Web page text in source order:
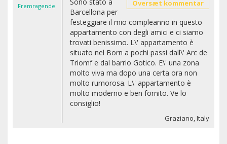
Fremragende Oversæt kommentar
Barcellona per
festeggiare il mio compleanno in questo
appartamento con degli amici e ci siamo
trovati benissimo. L\' appartamento è
situato nel Born a pochi passi dall\' Arc de
Triomf e dal barrio Gotico. E\' una zona
molto viva ma dopo una certa ora non
molto rumorosa. L\' appartamento è
molto moderno e ben fornito. Ve lo
consiglio!
Graziano, Italy